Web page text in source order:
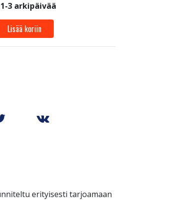
3 arkipäivää
Lisää koriin
erityisesti tarjoamaan